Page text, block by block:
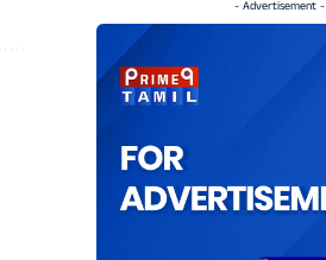
- Advertisement -